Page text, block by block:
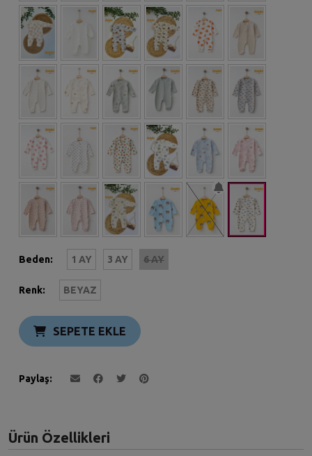
Beden: 1 AY 3 AY 6 AY
Renk: BEYAZ
SEPETE EKLE
Paylaş
Ürün Özellikleri